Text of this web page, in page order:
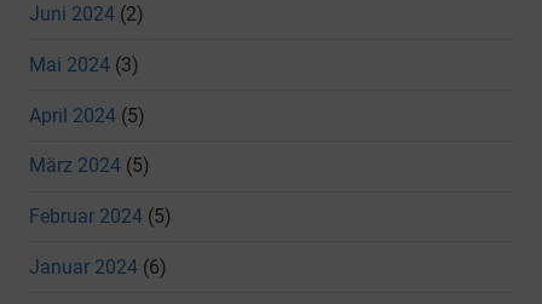
Juni 2024 (2)
Mai 2024 (3)
April 2024 (5)
März 2024 (5)
Februar 2024 (5)
Januar 2024 (6)